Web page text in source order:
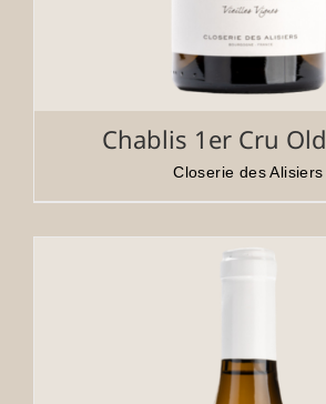
Chablis 1er Cru
Closerie des Alisiers